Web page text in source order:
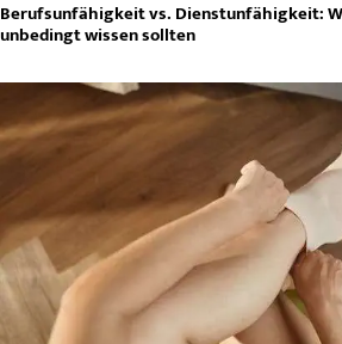
Berufsunfähigkeit vs. Dienstunfähigkeit:
unbedingt wissen sollten